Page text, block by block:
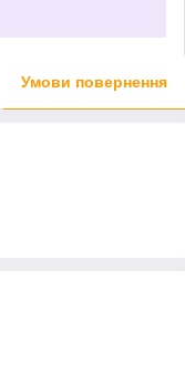
Умови повернення